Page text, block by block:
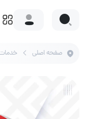
صفحه اصلی